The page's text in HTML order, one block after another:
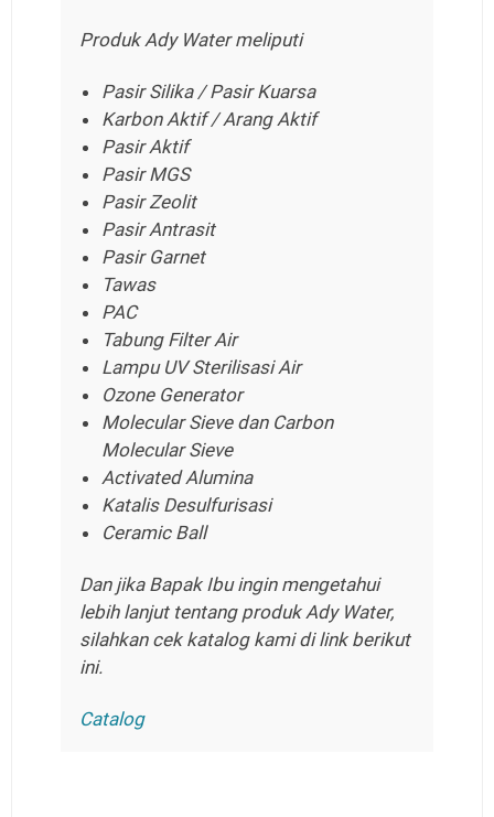
Produk Ady Water meliputi
Pasir Silika / Pasir Kuarsa
Karbon Aktif / Arang Aktif
Pasir Aktif
Pasir MGS
Pasir Zeolit
Pasir Antrasit
Pasir Garnet
Tawas
PAC
Tabung Filter Air
Lampu UV Sterilisasi Air
Ozone Generator
Molecular Sieve dan Carbon
Molecular Sieve
Activated Alumina
Katalis Desulfurisasi
Ceramic Ball
Dan jika Bapak Ibu ingin mengetahui
lebih lanjut tentang produk Ady Water,
silahkan cek katalog kami di link berikut
ini.
Catalog